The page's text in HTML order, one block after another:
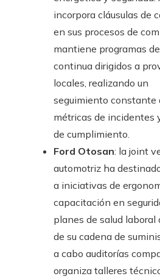
incorpora cláusulas de
en sus procesos de
mantiene programas
continua dirigidos a
locales, realizando un
seguimiento constante
métricas de incidentes
de cumplimiento.
Ford Otosan: la joint
automotriz ha
a iniciativas de
capacitación en
planes de salud laboral
de su cadena de
a cabo auditorías
organiza talleres